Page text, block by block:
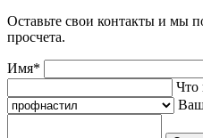
Оставьте свои контакты и мы
просчета.
Имя*
Что